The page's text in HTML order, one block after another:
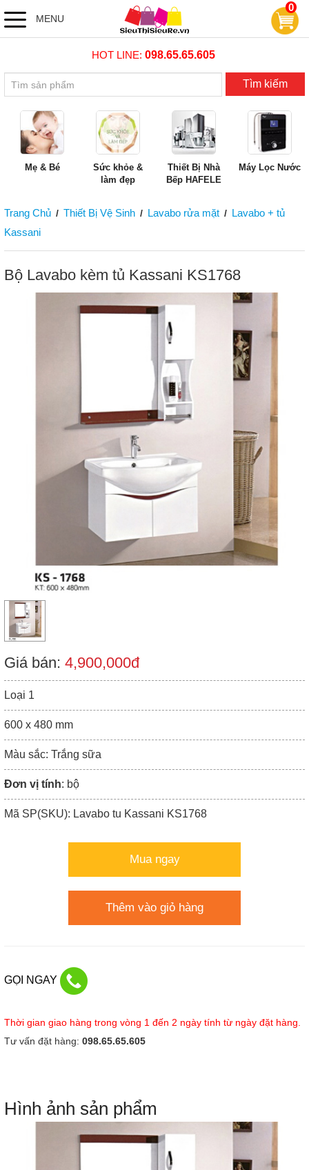
MENU
0
HOT LINE: 098.65.65.605
Tìm kiếm
Mẹ & Bé
Sức khỏe &
làm đẹp
Thiết Bị Nhà
Bếp HAFELE
Máy Lọc Nước
Trang Chủ / Thiết Bị Vệ Sinh / Lavabo rửa mặt / Lavabo + tủ
Kassani
Bộ Lavabo kèm tủ Kassani KS1768
Giá bán: 4,900,000đ
Loại 1
600 x 480 mm
Màu sắc: Trắng sữa
Đơn vị tính: bộ
Mã SP(SKU): Lavabo tu Kassani KS1768
Mua ngay
Thêm vào giỏ hàng
GỌI NGAY
Thời gian giao hàng trong vòng 1 đến 2 ngày tính từ ngày đặt hàng.
Tư vấn đặt hàng: 098.65.65.605
Hình ảnh sản phẩm